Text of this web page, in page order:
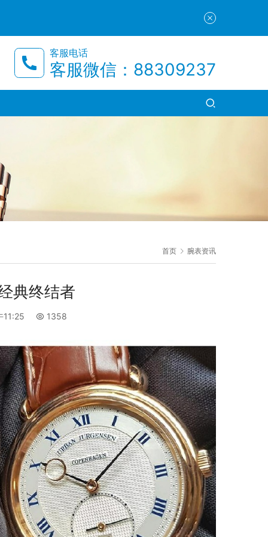
客服电话
客服微信：88309237
首页 腕表资讯
典终结者
11:25 1358